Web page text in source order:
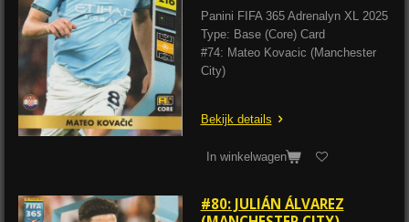
Panini FIFA 365 Adrenalyn XL 2025
Type: Base (Core) Card
#74: Mateo Kovacic (Manchester
City)
Bekijk details
In winkelwagen
#80: JULIÁN ÁLVAREZ